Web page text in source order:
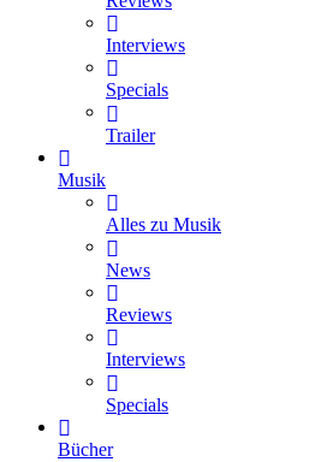
Interviews
Specials
Trailer
Musik
Alles zu Musik
News
Reviews
Interviews
Specials
Bücher